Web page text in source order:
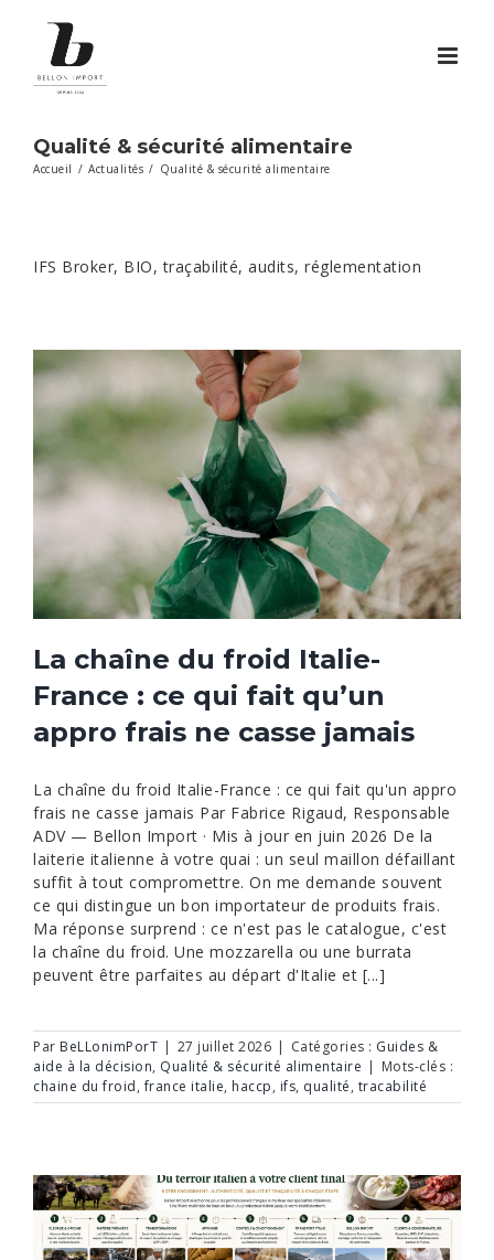
contenu
Qualité & sécurité alimentaire
Accueil / Actualités / Qualité & sécurité alimentaire
IFS Broker, BIO, traçabilité, audits, réglementation
La chaîne du froid Italie-
France : ce qui fait qu’un
appro frais ne casse jamais
La chaîne du froid Italie-France : ce qui fait qu'un appro
frais ne casse jamais Par Fabrice Rigaud, Responsable
ADV — Bellon Import · Mis à jour en juin 2026 De la
laiterie italienne à votre quai : un seul maillon défaillant
suffit à tout compromettre. On me demande souvent
ce qui distingue un bon importateur de produits frais.
Ma réponse surprend : ce n'est pas le catalogue, c'est
la chaîne du froid. Une mozzarella ou une burrata
peuvent être parfaites au départ d'Italie et [...]
Par BeLLonimPorT | 27 juillet 2026 | Catégories : Guides &
aide à la décision, Qualité & sécurité alimentaire | Mots-clés :
chaine du froid,france italie, haccp, ifs, qualité, tracabilité